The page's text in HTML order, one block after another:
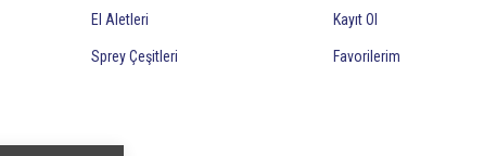
El Aletleri
Sprey Çeşitleri
Kayıt Ol
Favorilerim